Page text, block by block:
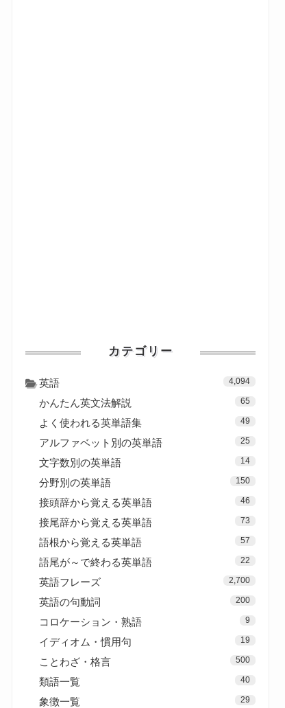
カテゴリー
英語 4,094
かんたん英文法解説 65
よく使われる英単語集 49
アルファベット別の英単語 25
文字数別の英単語 14
分野別の英単語 150
接頭辞から覚える英単語 46
接尾辞から覚える英単語 73
語根から覚える英単語 57
語尾が～で終わる英単語 22
英語フレーズ 2,700
英語の句動詞 200
コロケーション・熟語 9
イディオム・慣用句 19
ことわざ・格言 500
類語一覧 40
象徴一覧 29